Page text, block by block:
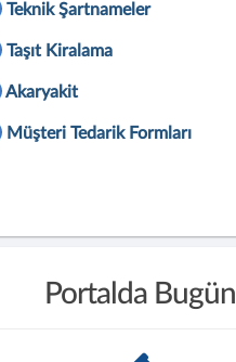
Teknik Şartnameler
Taşıt Kiralama
Akaryakit
Müşteri Tedarik Formları
Portalda Bugün